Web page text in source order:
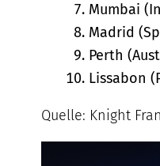
Mumbai
Madrid
Perth
Lissabon
Quelle: Knight